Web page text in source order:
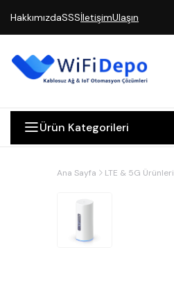
HakkımızdaSSSİletişimUlaşın
Ürün Kategorileri
Ana Sayfa LTE & 5G Ürünleri